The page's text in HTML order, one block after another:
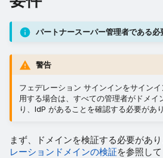
パートナースーパー管理者である必
警告
フェデレーション サインインをサイン
用する場合は、すべての管理者がドメイ
り、IdP があることを確認する必要があり
まず、ドメインを検証する必要があり
レーションドメインの検証を参照して